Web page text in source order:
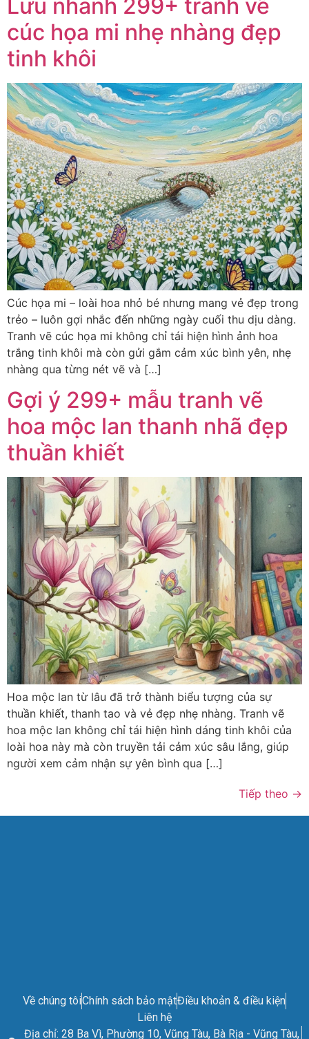
Lưu nhanh 299+ tranh vẽ
cúc họa mi nhẹ nhàng đẹp
tinh khôi
Cúc họa mi – loài hoa nhỏ bé nhưng mang vẻ đẹp trong
trẻo – luôn gợi nhắc đến những ngày cuối thu dịu dàng.
Tranh vẽ cúc họa mi không chỉ tái hiện hình ảnh hoa
trắng tinh khôi mà còn gửi gắm cảm xúc bình yên, nhẹ
nhàng qua từng nét vẽ và […]
Gợi ý 299+ mẫu tranh vẽ
hoa mộc lan thanh nhã đẹp
thuần khiết
Hoa mộc lan từ lâu đã trở thành biểu tượng của sự
thuần khiết, thanh tao và vẻ đẹp nhẹ nhàng. Tranh vẽ
hoa mộc lan không chỉ tái hiện hình dáng tinh khôi của
loài hoa này mà còn truyền tải cảm xúc sâu lắng, giúp
người xem cảm nhận sự yên bình qua […]
Tiếp theo →
Về chúng tôiChính sách bảo mậtĐiều khoản & điều kiện
Liên hệ
Địa chỉ: 28 Ba Vì, Phường 10, Vũng Tàu, Bà Rịa - Vũng Tàu,